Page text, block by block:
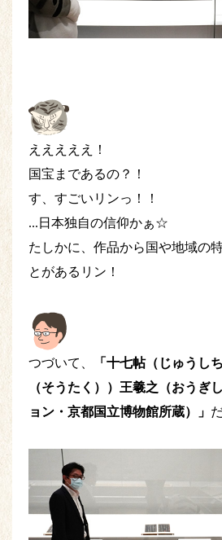
えええええ！
国宝まであるの？！
す、すごいリンっ！！
...日本独自の信仰かぁ☆
たしかに、作品から国や地域の
とがあるリン！
つづいて、
「十七帖（じゅうし
（そうたく））王羲之（おうぎ
ョン・京都国立博物館所蔵）」